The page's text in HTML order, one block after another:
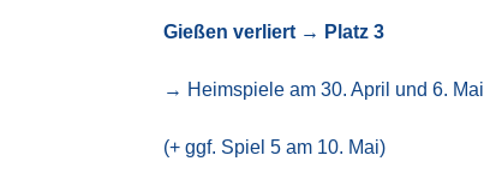
Gießen verliert → Platz 3
→ Heimspiele am 30. April und 6. Mai
(+ ggf. Spiel 5 am 10. Mai)